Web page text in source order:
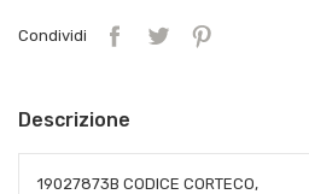
Condividi
Descrizione
19027873B CODICE CORTECO,